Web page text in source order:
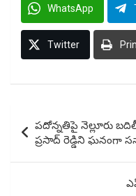
WhatsApp
Twitter
navigation
పదోన్నతిపై నెల్లూరు
ప్రసాద్ రెడ్డిని ఘనంగా